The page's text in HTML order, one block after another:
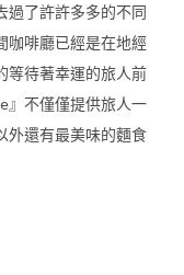
過了許許多多的不同
咖啡廳已經是在地經
等待著幸運的旅人前
』不僅僅提供旅人一
外還有最美味的麵食